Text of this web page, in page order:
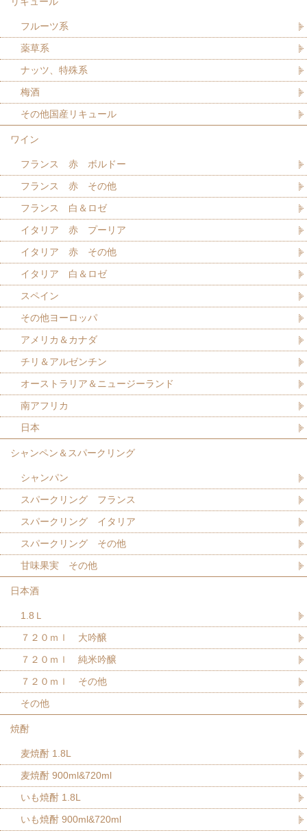
フルーツ系
薬草系
ナッツ、特殊系
梅酒
その他国産リキュール
ワイン
フランス 赤 ボルドー
フランス 赤 その他
フランス 白＆ロゼ
イタリア 赤 プーリア
イタリア 赤 その他
イタリア 白＆ロゼ
スペイン
その他ヨーロッパ
アメリカ＆カナダ
チリ＆アルゼンチン
オーストラリア＆ニュージーランド
南アフリカ
日本
シャンペン＆スパークリング
シャンパン
スパークリング フランス
スパークリング イタリア
スパークリング その他
甘味果実 その他
日本酒
1.8Ｌ
７２０ｍｌ 大吟醸
７２０ｍｌ 純米吟醸
７２０ｍｌ その他
その他
焼酎
麦焼酎 1.8L
麦焼酎 900ml&720ml
いも焼酎 1.8L
いも焼酎 900ml&720ml